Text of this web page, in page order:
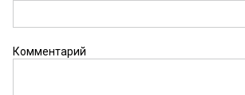
Комментарий